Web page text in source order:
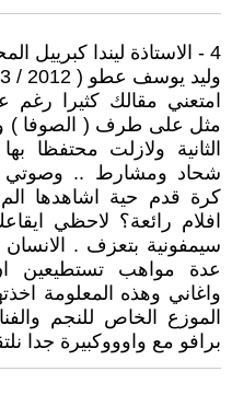
4 - الاستاذة ليندا كبرييل المحترمة
وليد يوسف عطو ( 2012 / 3 / 26 - 15:18 )
امتعني مقالك كثيرا
مثل على طرف ( الصوفا )
الثانية ولازلت محتفظا
شحاد ومشارط .. وصوتي
كرة قدم حية اشاهدها
افلام رائعة؟ لاحظي
سيمفونية بتعزف .
عدة مواهب تستطيعين
واغاني وهذه المعلومة
الموزع الخاص للنجم
برافو مع واوووكبيرة جدا